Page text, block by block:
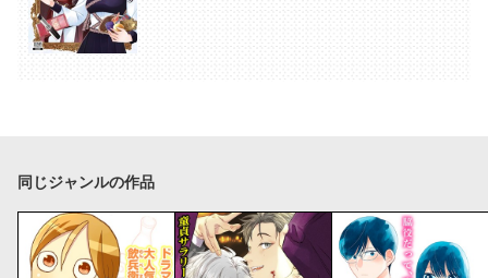
同じジャンルの作品